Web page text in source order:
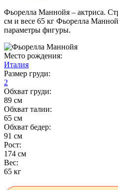
Фьорелла Маннойя – актриса.
см и весе 65 кг Фьорелла
параметры фигуры.
Место рождения:
Италия
Размер груди:
2
Обхват груди:
89 см
Обхват талии:
65 см
Обхват бедер:
91 см
Рост:
174 см
Вес:
65 кг